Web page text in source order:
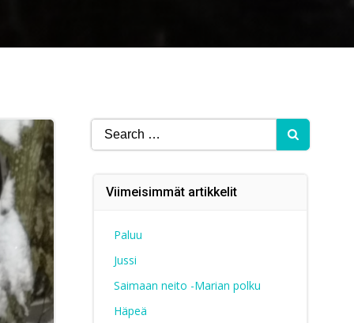
Search
for:
Viimeisimmät artikkelit
Paluu
Jussi
Saimaan neito -Marian polku
Häpeä